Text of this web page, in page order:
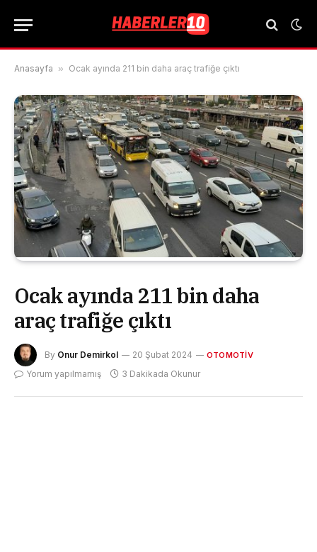
Anasayfa » Ocak ayında 211 bin daha araç trafiğe çıktı
Ocak ayında 211 bin daha
araç trafiğe çıktı
By Onur Demirkol 20 Şubat 2024 OTOMOTIV
Yorum yapılmamış 3 Dakikada Okunur